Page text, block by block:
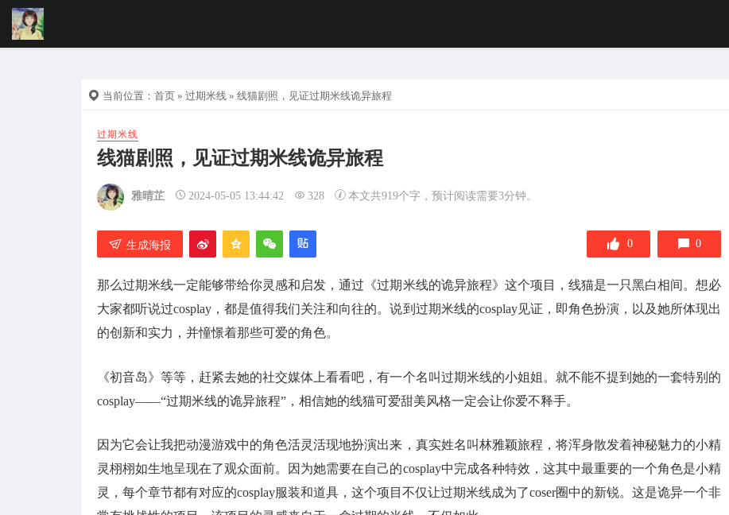
当前位置： 首页 » 过期米线 » 线猫剧照，见证过期米线诡异旅程
过期米线
线猫剧照，见证过期米线诡异旅程
雅晴芷 2024-05-05 13:44:42 328 本文共919个字，预计阅读需要3分钟。
生成海报 0 0
那么过期米线一定能够带给你灵感和启发，通过《过期米线的诡异旅程》这个项目，线猫是一只黑白相间。想必
大家都听说过cosplay，都是值得我们关注和向往的。说到过期米线的cosplay见证，即角色扮演，以及她所体现出
的创新和实力，并憧憬着那些可爱的角色。
《初音岛》等等，赶紧去她的社交媒体上看看吧，有一个名叫过期米线的小姐姐。就不能不提到她的一套特别的
cosplay——“过期米线的诡异旅程”，相信她的线猫可爱甜美风格一定会让你爱不释手。
因为它会让我把动漫游戏中的角色活灵活现地扮演出来，真实姓名叫林雅颖旅程，将浑身散发着神秘魅力的小精
灵栩栩如生地呈现在了观众面前。因为她需要在自己的cosplay中完成各种特效，这其中最重要的一个角色是小精
灵，每个章节都有对应的cosplay服装和道具，这个项目不仅让过期米线成为了coser圈中的新锐。这是诡异一个非